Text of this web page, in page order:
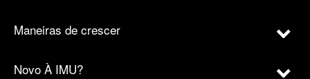
Maneiras de crescer
Novo À IMU?